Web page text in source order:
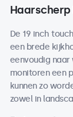
De 19 inch
een brede
eenvoudig
monitoren een
kunnen zo
zowel in